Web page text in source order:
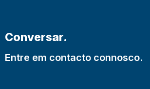
Conversar.
Entre em contacto connosco.